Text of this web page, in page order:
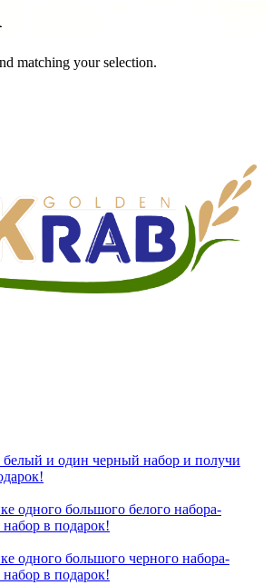
matching your selection.
и один черный набор и получи
одного большого белого набора-
в подарок!
одного большого черного набора-
в подарок!